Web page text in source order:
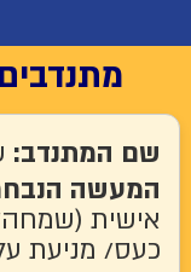
שם
הנבחר:
(שמחה/
מניעת עלבון